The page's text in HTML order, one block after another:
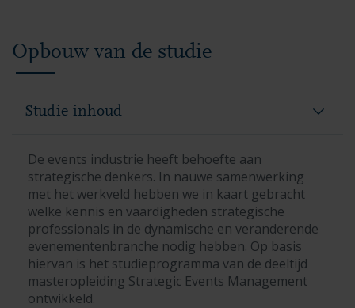
Opbouw van de studie
Studie-inhoud
De events industrie heeft behoefte aan
strategische denkers. In nauwe samenwerking
met het werkveld hebben we in kaart gebracht
welke kennis en vaardigheden strategische
professionals in de dynamische en veranderende
evenementenbranche nodig hebben. Op basis
hiervan is het studieprogramma van de deeltijd
masteropleiding Strategic Events Management
ontwikkeld.